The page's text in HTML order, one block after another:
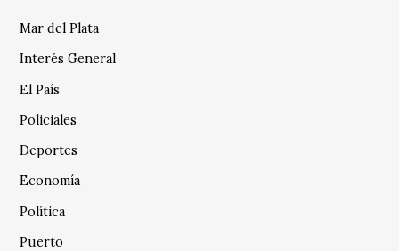
Mar del Plata
Interés General
El País
Policiales
Deportes
Economía
Política
Puerto